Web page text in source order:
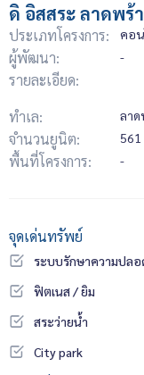
ดิ อิสสระ ลาดพร้
ประเภทโครงการ: คอน
ผู้พัฒนา: -
รายละเอียด:
ทำเล:
ลาด
จำนวนยูนิต: 561
พื้นที่โครงการ: -
จุดเด่นทรัพย์
ระบบรักษาความปล
ฟิตเนส / ยิม
สระว่ายน้ำ
City park